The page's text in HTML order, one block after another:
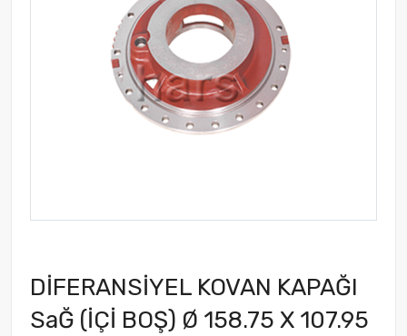
DİFERANSİYEL KOVAN KAPAĞI
SaĞ (İÇİ BOŞ) Ø 158.75 X 107.95